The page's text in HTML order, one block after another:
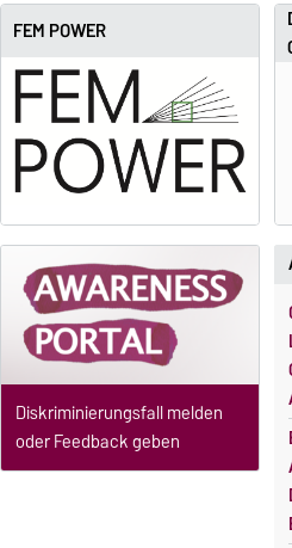
FEM POWER
Diskriminierungsfall melden
oder Feedback geben